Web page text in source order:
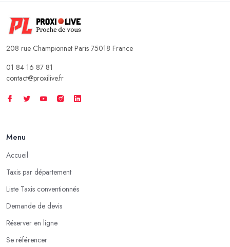
208 rue Championnet Paris 75018 France
01 84 16 87 81
contact@proxilive.fr
Menu
Accueil
Taxis par département
Liste Taxis conventionnés
Demande de devis
Réserver en ligne
Se référencer